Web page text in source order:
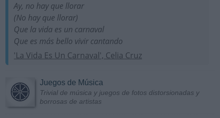
Ay, no hay que llorar
(No hay que llorar)
Que la vida es un carnaval
Que es más bello vivir cantando
'La Vida Es Un Carnaval', Celia Cruz
Juegos de Música
Trivial de música y juegos de fotos distorsionadas y
borrosas de artistas